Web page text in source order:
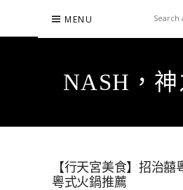
content
MENU
NASH，
【行天宮美食】招治囍
粵式火鍋推薦